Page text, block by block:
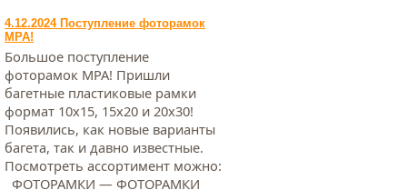
4.12.2024 Поступление фоторамок
МРА!
Большое поступление
фоторамок МРА! Пришли
багетные пластиковые рамки
формат 10х15, 15х20 и 20х30!
Появились, как новые варианты
багета, так и давно известные.
Посмотреть ассортимент можно:
ФОТОРАМКИ — ФОТОРАМКИ